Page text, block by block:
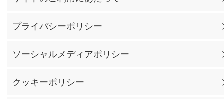
プライバシーポリシー
ソーシャルメディアポリシー
クッキーポリシー